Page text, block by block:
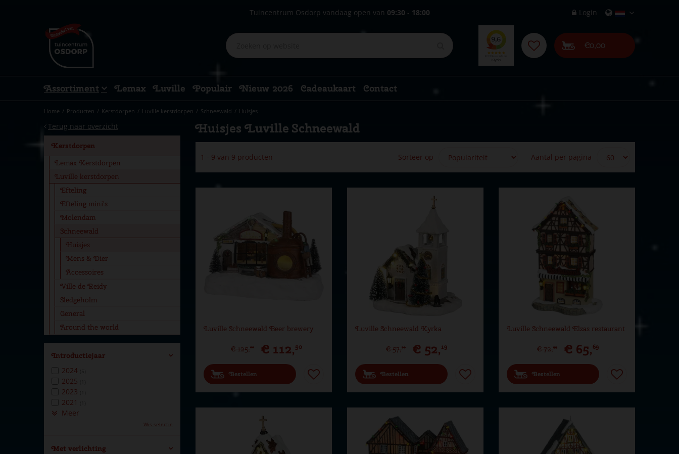
Home Producten Kerstdorpen Luville kerstdorpen Schneewald Huisjes
Tuincentrum Osdorp vandaag open van 09:30 - 18:00 Login
€0,00
Assortiment Lemax Luville Populair Nieuw 2026 Cadeaukaart Contact
Huisjes Luville Schneewald
1 - 9 van 9 producten Aantal per pagina
Sorteer op
Luville Schneewald Beer brewery
€ 125,00 € 112,50
Bestellen
Luville Schneewald Kyrka
€ 57,99 € 52,19
Bestellen
Luville Schneewald Elzas restaurant
€ 72,99 € 65,69
Bestellen
Terug naar overzicht
Kerstdorpen
Lemax Kerstdorpen
Luville kerstdorpen
Efteling
Efteling mini's
Molendam
Schneewald
Huisjes
Mens & Dier
Accessoires
Ville de Reidy
Sledgeholm
General
Around the world
Introductiejaar
2024
2025
2023
2021
Meer
Wis selectie
Met verlichting